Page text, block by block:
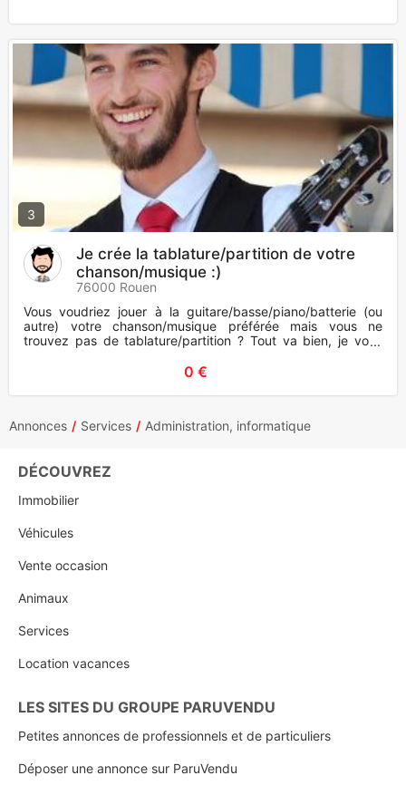
3
Je crée la tablature/partition de votre
chanson/musique :)
76000 Rouen
Vous voudriez jouer à la guitare/basse/piano/batterie (ou
autre) votre chanson/musique préférée mais vous ne
trouvez pas de tablature/partition ? Tout va bien, je vous
propose d
0 €
Annonces Services Administration, informatique
DÉCOUVREZ
Immobilier
Véhicules
Vente occasion
Animaux
Services
Location vacances
LES SITES DU GROUPE PARUVENDU
Petites annonces de professionnels et de particuliers
Déposer une annonce sur ParuVendu